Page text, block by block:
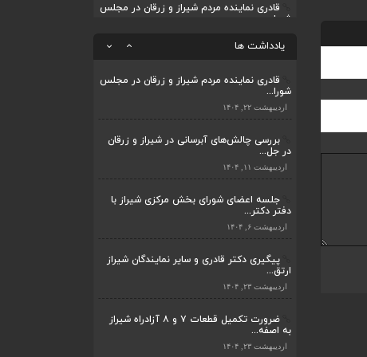
بررسی چالش‌های آبرسانی در شیراز و زرقان
یادداشت ها
اردیبهشت ۲۲, ۱۴۰۴
بررسی چالش‌های آبرسانی در شیراز و زرقان
در جل...
اردیبهشت ۱۱, ۱۴۰۴
جلسه اعضای شورای بخش مرکزی شیراز با
دفتر دکتر...
اردیبهشت ۶, ۱۴۰۴
پیگیری دکتر قادری و سایر نمایندگان شیراز
ارتق...
اردیبهشت ۲۳, ۱۴۰۴
ضرورت تکمیل قطعات ۷ و ۸ آزادراه شیراز
به اصفه...
اردیبهشت ۲۳, ۱۴۰۴
قادری نماینده مردم شیراز و زرقان در مجلس
شورا...
اردیبهشت ۲۲, ۱۴۰۴